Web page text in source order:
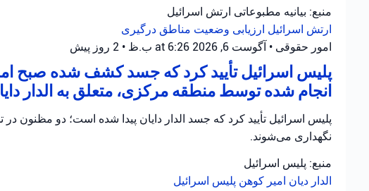
منبع: بیانیه مطبوعاتی ارتش اسرائیل
ارتش اسرائیل ارزیابی وضعیت مناطق درگیری
امور حقوقی • آگوست 6, 2026 at 6:26 ب.ظ • 2 روز پیش
پلیس اسرائیل تأیید کرد که جسد کشف شده صبح
انجام شده توسط منطقه مرکزی، متعلق به الدار
نگهداری می‌شوند.
منبع: پلیس اسرائیل
الدار دیان امیر کوهن پلیس اسرائیل